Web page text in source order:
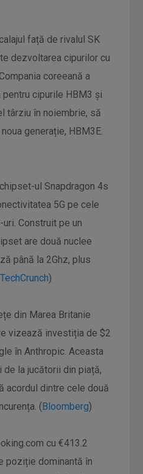
față de rivalul SK
dezvoltarea cipurilor cu
coreeană a
cipurile HBM3 și
târziu în noiembrie, să
generație, HBM3E.
ul Snapdragon 4s
5G pe cele
Construit pe un
are două nuclee
până la 2Ghz, plus
TechCrunch)
din Marea Britanie
vizează investiția de $2
în Anthropic. Aceasta
la jucătorii din piață,
acordul dintre cele două
(Bloomberg)
cu €413.2
poziție dominantă în